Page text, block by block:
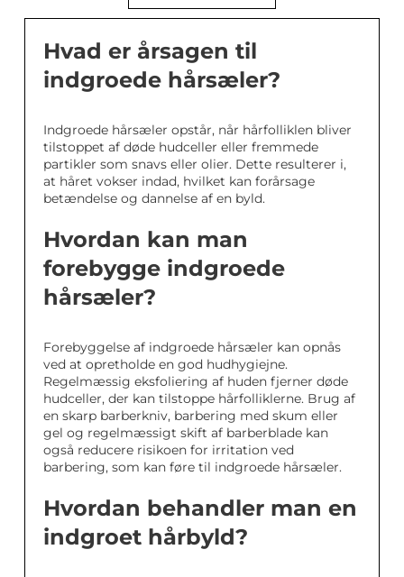
Hvad er årsagen til
indgroede hårsæler?
Indgroede hårsæler opstår, når hårfolliklen bliver
tilstoppet af døde hudceller eller fremmede
partikler som snavs eller olier. Dette resulterer i,
at håret vokser indad, hvilket kan forårsage
betændelse og dannelse af en byld.
Hvordan kan man
forebygge indgroede
hårsæler?
Forebyggelse af indgroede hårsæler kan opnås
ved at opretholde en god hudhygiejne.
Regelmæssig eksfoliering af huden fjerner døde
hudceller, der kan tilstoppe hårfolliklerne. Brug af
en skarp barberkniv, barbering med skum eller
gel og regelmæssigt skift af barberblade kan
også reducere risikoen for irritation ved
barbering, som kan føre til indgroede hårsæler.
Hvordan behandler man en
indgroet hårbyld?